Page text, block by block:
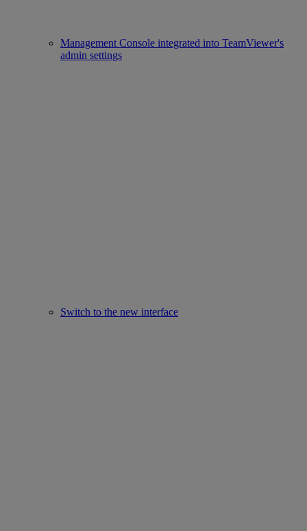
Management Console integrated into TeamViewer's
admin settings
Switch to the new interface